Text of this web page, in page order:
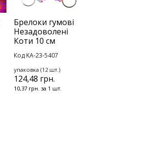
Брелоки гумові
Незадоволені
Коти 10 см
Код KA-23-5407
упаковка (12 шт.)
124,48 грн.
10,37 грн. за 1 шт.